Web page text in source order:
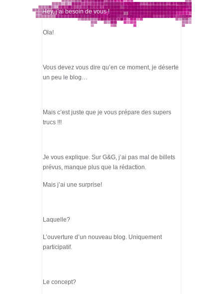
Hey, j’ai besoin de vous !
Ola!
Vous devez vous dire qu’en ce moment, je déserte
un peu le blog…
Mais c’est juste que je vous prépare des supers
trucs !!!
Je vous explique. Sur G&G, j’ai pas mal de billets
prévus, manque plus que la rédaction.
Mais j’ai une surprise!
Laquelle?
L’ouverture d’un nouveau blog. Uniquement
participatif.
Le concept?